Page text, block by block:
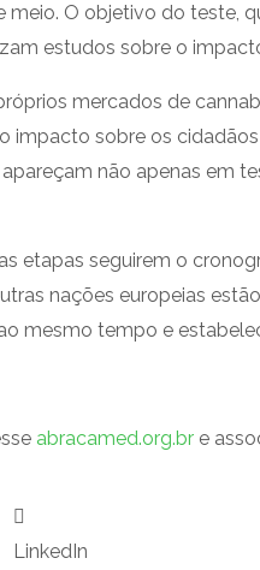
O objetivo do teste,
estudos sobre o
mercados de
sobre os
não apenas em
etapas seguirem o
nações europeias
mesmo tempo e
abracamed.org.br e
LinkedIn